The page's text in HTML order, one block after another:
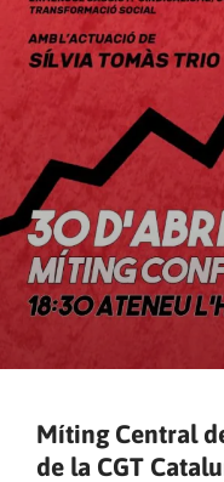
Míting Central
de la CGT